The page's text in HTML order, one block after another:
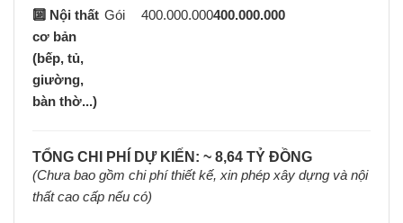
🔟 Nội thất
cơ bản
(bếp, tủ,
giường,
bàn thờ...)
Gói 400.000.000400.000.000
TỔNG CHI PHÍ DỰ KIẾN: ~ 8,64 TỶ ĐỒNG
(Chưa bao gồm chi phí thiết kế, xin phép xây dựng và nội
thất cao cấp nếu có)